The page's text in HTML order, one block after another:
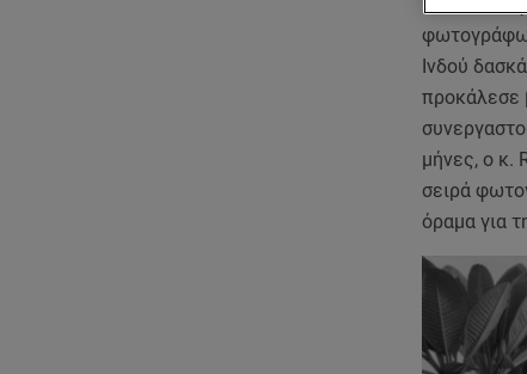
Ινδού
προκάλεσε
μήνες, ο κ.
σειρά
όραμα για